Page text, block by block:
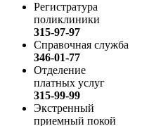
Регистратура
поликлиники
315-97-97
Справочная служба
346-01-77
Отделение
платных услуг
315-99-99
Экстренный
приемный покой